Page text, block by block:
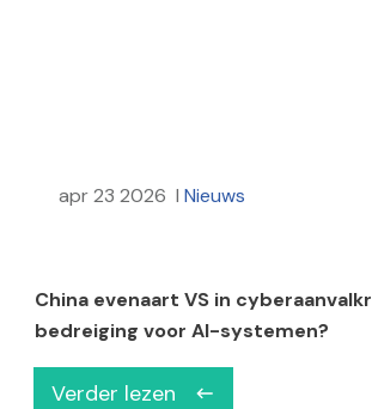
apr 23 2026 I Nieuws
China evenaart VS in
bedreiging voor AI-systemen?
Verder lezen